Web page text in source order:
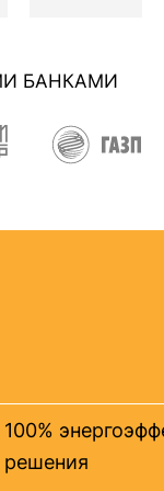
БАНКАМИ
100%
решения